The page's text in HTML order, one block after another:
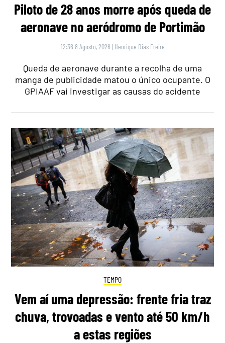
Piloto de 28 anos morre após queda de
aeronave no aeródromo de Portimão
12:36 8 Agosto, 2026 | Henrique Dias Freire
Queda de aeronave durante a recolha de uma
manga de publicidade matou o único ocupante. O
GPIAAF vai investigar as causas do acidente
TEMPO
Vem aí uma depressão: frente fria traz
chuva, trovoadas e vento até 50 km/h
a estas regiões